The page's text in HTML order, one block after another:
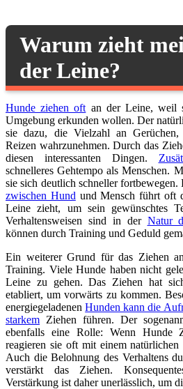
Warum zieht
der Leine?
Hunde ziehen oft an der Leine, weil
Umgebung erkunden wollen. Der
sie dazu, die Vielzahl an Gerüchen,
Reizen wahrzunehmen. Durch das
diesen interessanten Dingen.
schnelleres Gehtempo als Menschen.
sie sich deutlich schneller fortbewegen.
zwischen Hund und Mensch führt oft
Leine zieht, um sein gewünschtes
Verhaltensweisen sind in der Natur
können durch Training und Geduld
Ein weiterer Grund für das Ziehen
Training. Viele Hunde haben nicht
Leine zu gehen. Das Ziehen hat
etabliert, um vorwärts zu kommen.
energiegeladenenHunden kann die
starkem Ziehen führen. Der
ebenfalls eine Rolle: Wenn Hunde
reagieren sie oft mit einem
Auch die Belohnung des Verhaltens
verstärkt das Ziehen.
Verstärkung ist daher unerlässlich, um